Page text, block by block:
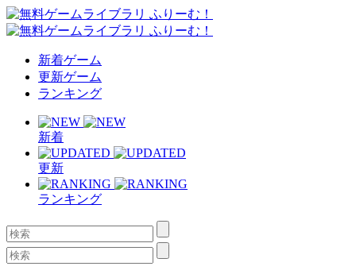
新着ゲーム
更新ゲーム
ランキング
新着
更新
ランキング